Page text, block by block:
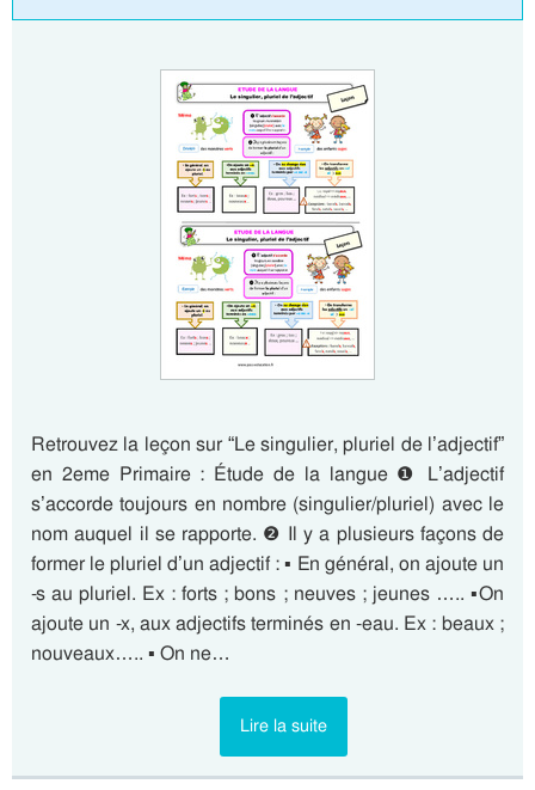
Retrouvez la leçon sur “Le singulier, pluriel de l’adjectif”
en 2eme Primaire : Étude de la langue ❶ L’adjectif
s’accorde toujours en nombre (singulier/pluriel) avec le
nom auquel il se rapporte. ❷ Il y a plusieurs façons de
former le pluriel d’un adjectif : ▪ En général, on ajoute un
-s au pluriel. Ex : forts ; bons ; neuves ; jeunes ….. ▪On
ajoute un -x, aux adjectifs terminés en -eau. Ex : beaux ;
nouveaux….. ▪ On ne…
Lire la suite